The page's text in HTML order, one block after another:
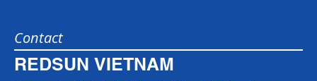
Contact
REDSUN VIETNAM